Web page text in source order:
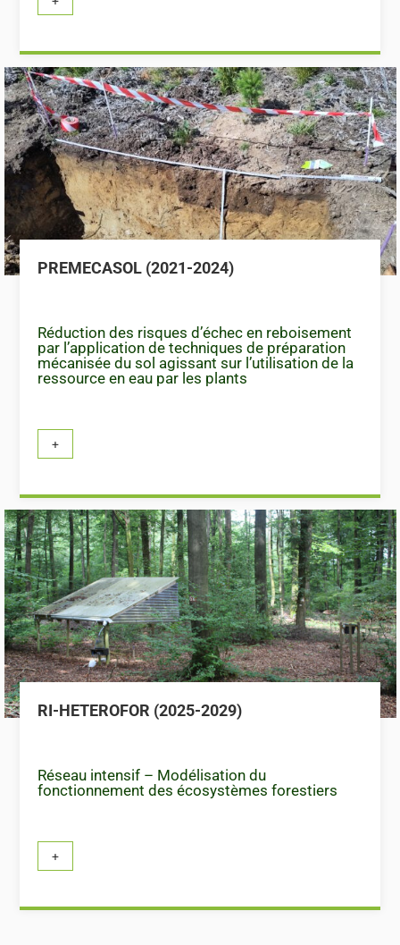
PREMECASOL (2021-2024)
Réduction des risques d’échec en reboisement
par l’application de techniques de préparation
mécanisée du sol agissant sur l’utilisation de la
ressource en eau par les plants
RI-HETEROFOR (2025-2029)
Réseau intensif – Modélisation du
fonctionnement des écosystèmes forestiers